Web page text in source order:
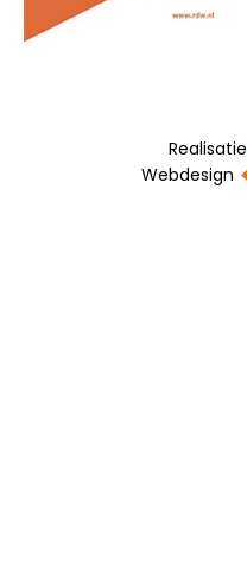
Realisatie
Webdesign